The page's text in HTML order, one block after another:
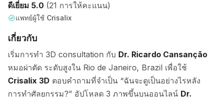
ดีเยี่ยม 5.0 (21 การให้คะแนน)
แพทย์ผู้ใช้ Crisalix
เกี่ยวกับ
เริ่มการทำ 3D consultation กับ Dr. Ricardo Cansanção
หมอผ่าตัด ระดับสูงใน Rio de Janeiro, Brazil เพื่อใช้
Crisalix 3D ตอบคำถามที่จำเป็น “ฉันจะดูเป็นอย่างไรหลัง
การทำศัลยกรรม?” อัปโหลด 3 ภาพขึ้นบนออนไลน์ Dr.